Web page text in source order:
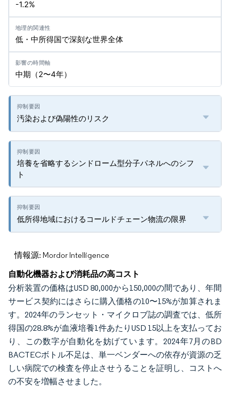
-1.2%
低・中所得国で深刻な世界全体
中期（2〜4年）
汚染および偽陽性のリスク
培養を省略するシンドローム型分子パネルへのシフ
ト
低所得地域におけるコールドチェーン物流の限界
情報源: Mordor Intelligence
自動化機器および消耗品の高コスト
分析装置の価格はUSD 80,000から150,000の間であり、年間
サービス契約にはさらに購入価格の10〜15%が加算されま
す。2024年のランセット・マイクロブ誌の調査では、低所
得国の28.8%が血液培養1件あたりUSD 15以上を支払ってお
り、この数字が自動化を妨げています。2024年7月のBD
BACTECボトル不足は、単一ベンダーへの依存が資源の乏
しい病院での検査を停止させうることを証明し、コストへ
の不安を増幅させました。